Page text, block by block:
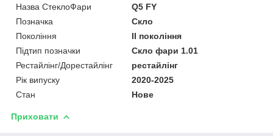
Назва СтеклоФари
Q5 FY
Позначка
Скло
Покоління
II покоління
Підтип позначки
Скло фари 1.01
Рестайлінг/Дорестайлінг
рестайлінг
Рік випуску
2020-2025
Стан
Нове
Приховати